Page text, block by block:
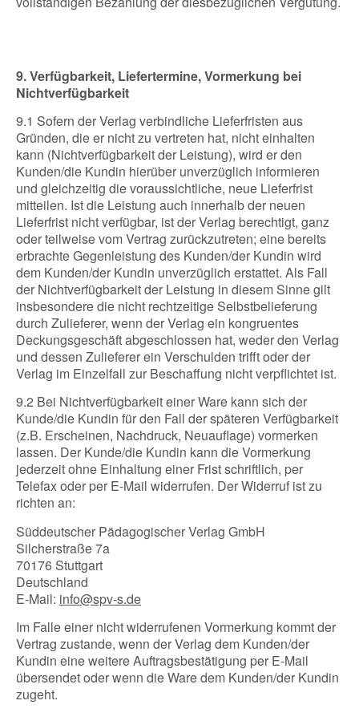
9. Verfügbarkeit, Liefertermine, Vormerkung bei
Nichtverfügbarkeit
9.1 Sofern der Verlag verbindliche Lieferfristen aus
Gründen, die er nicht zu vertreten hat, nicht einhalten
kann (Nichtverfügbarkeit der Leistung), wird er den
Kunden/die Kundin hierüber unverzüglich informieren
und gleichzeitig die voraussichtliche, neue Lieferfrist
mitteilen. Ist die Leistung auch innerhalb der neuen
Lieferfrist nicht verfügbar, ist der Verlag berechtigt, ganz
oder teilweise vom Vertrag zurückzutreten; eine bereits
erbrachte Gegenleistung des Kunden/der Kundin wird
dem Kunden/der Kundin unverzüglich erstattet. Als Fall
der Nichtverfügbarkeit der Leistung in diesem Sinne gilt
insbesondere die nicht rechtzeitige Selbstbelieferung
durch Zulieferer, wenn der Verlag ein kongruentes
Deckungsgeschäft abgeschlossen hat, weder den Verlag
und dessen Zulieferer ein Verschulden trifft oder der
Verlag im Einzelfall zur Beschaffung nicht verpflichtet ist.
9.2 Bei Nichtverfügbarkeit einer Ware kann sich der
Kunde/die Kundin für den Fall der späteren Verfügbarkeit
(z.B. Erscheinen, Nachdruck, Neuauflage) vormerken
lassen. Der Kunde/die Kundin kann die Vormerkung
jederzeit ohne Einhaltung einer Frist schriftlich, per
Telefax oder per E-Mail widerrufen. Der Widerruf ist zu
richten an:
Süddeutscher Pädagogischer Verlag GmbH
Silcherstraße 7a
70176 Stuttgart
Deutschland
E-Mail: info@spv-s.de
Im Falle einer nicht widerrufenen Vormerkung kommt der
Vertrag zustande, wenn der Verlag dem Kunden/der
Kundin eine weitere Auftragsbestätigung per E-Mail
übersendet oder wenn die Ware dem Kunden/der Kundin
zugeht.